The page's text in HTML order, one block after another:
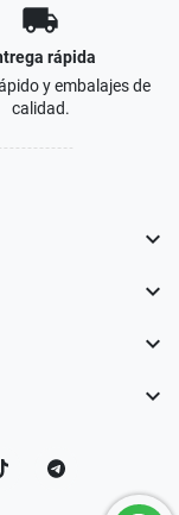
local_shipping
rápida
y embalajes de
calidad.



